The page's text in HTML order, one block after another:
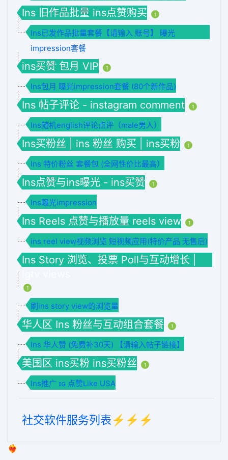
Ins 旧作品批量 ins点赞购买 1
Ins已发作品批量套餐【请输入 账号】 曝光
impression套餐
ins买赞 包月 VIP 1
Ins包月 曝光impression套餐 (80个新作品)
Ins 帖子评论 - instagram comment 1
Ins随机english评论点评（male男人）
Ins买粉丝 | ins 粉丝 购买 | ins买粉 1
Ins 特价粉丝 套餐包 (全网性价比最高）
Ins点赞与ins曝光 - ins买赞 1
Ins曝光impression
Ins Reels 点赞与播放量 reels view 1
ins reel view视频浏览 短视频应用(特价产品 无售后)
Ins Story 浏览、投票 Poll与互动增长 |
1
刷ins story view的浏览量
华人区 Ins 粉丝与互动组合套餐 1
Ins 华人赞 (免费补30天) 【请输入帖子链接】
美国区 ins买粉 ins买粉丝 1
Ins推广 ɪɢ 点赞Like USA
社交软件服务列表⚡️⚡️⚡️
❤️‍🔥